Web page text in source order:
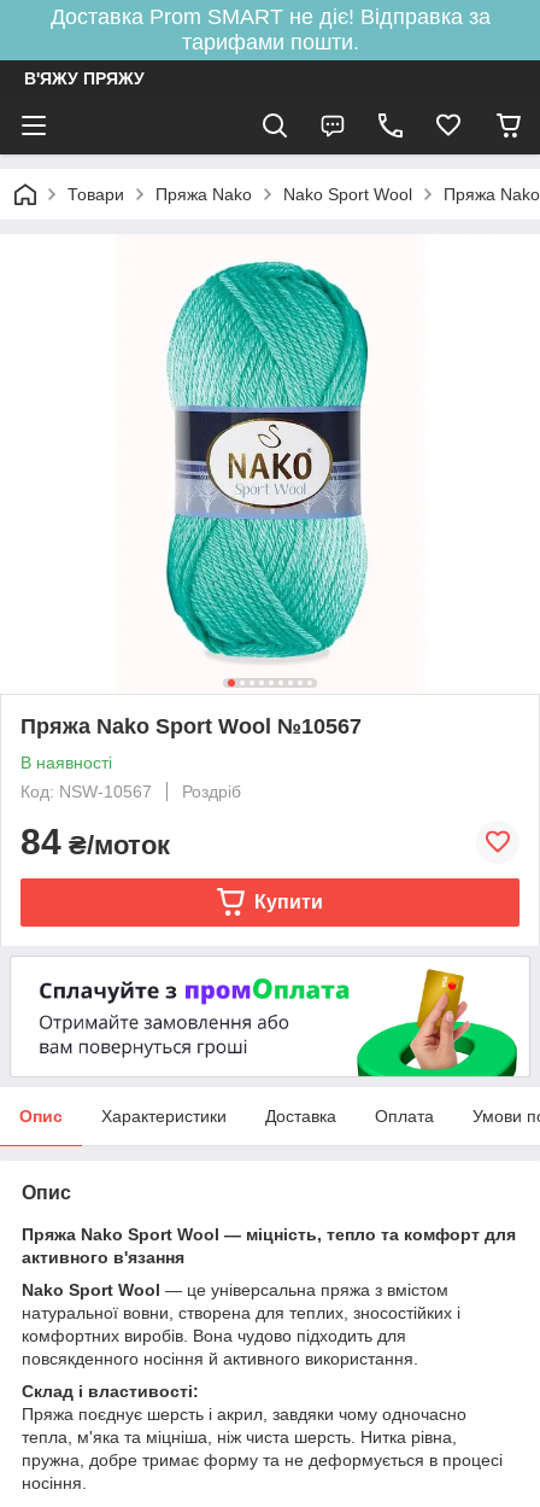
Доставка Prom SMART не діє! Відправка за
тарифами пошти.
В'ЯЖУ ПРЯЖУ
Товари Пряжа Nako Nako Sport Wool Пряжа
Пряжа Nako Sport Wool №10567
В наявності
Код: NSW-10567
Роздріб
84 ₴/моток
Купити
Опис Характеристики Доставка Оплата Умови
Опис
Пряжа Nako Sport Wool — міцність, тепло та комфорт для
активного в'язання
Nako Sport Wool — це універсальна пряжа з вмістом
натуральної вовни, створена для теплих, зносостійких і
комфортних виробів. Вона чудово підходить для
повсякденного носіння й активного використання.
Склад і властивості:
Пряжа поєднує шерсть і акрил, завдяки чому одночасно
тепла, м'яка та міцніша, ніж чиста шерсть. Нитка рівна,
пружна, добре тримає форму та не деформується в процесі
носіння.